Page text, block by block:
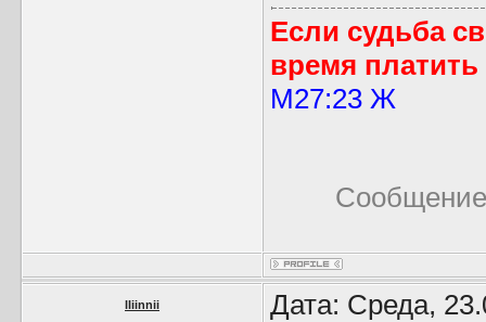
Если судьба
время платить
М27:23 Ж
lliinnii Дата: Среда,